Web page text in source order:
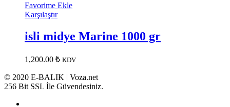
Favorime Ekle
Karşılaştır
isli midye Marine 1000 gr
1,200.00 ₺ KDV
© 2020 E-BALIK | Voza.net
256 Bit SSL İle Güvendesiniz.